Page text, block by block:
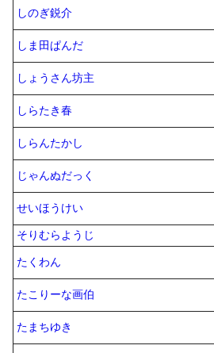
しのぎ鋭介
しま田ぱんだ
しょうさん坊主
しらたき春
しらんたかし
じゃんぬだっく
せいほうけい
そりむらようじ
たくわん
たこりーな画伯
たまちゆき